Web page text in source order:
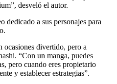
desveló el autor.
dedicado a sus personajes para
ocasiones divertido, pero a
“Con un manga, puedes
pero cuando eres propietario
y establecer estrategias”.